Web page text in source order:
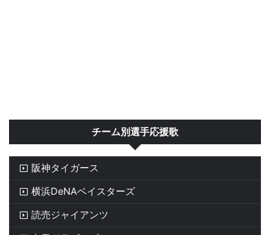
チーム別選手応援歌
阪神タイガース
横浜DeNAベイスターズ
読売ジャイアンツ